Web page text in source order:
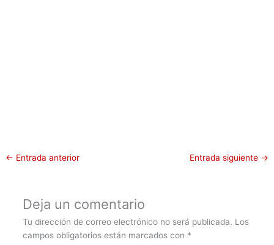
← Entrada anterior Entrada siguiente →
Deja un comentario
Tu dirección de correo electrónico no será publicada. Los
campos obligatorios están marcados con *